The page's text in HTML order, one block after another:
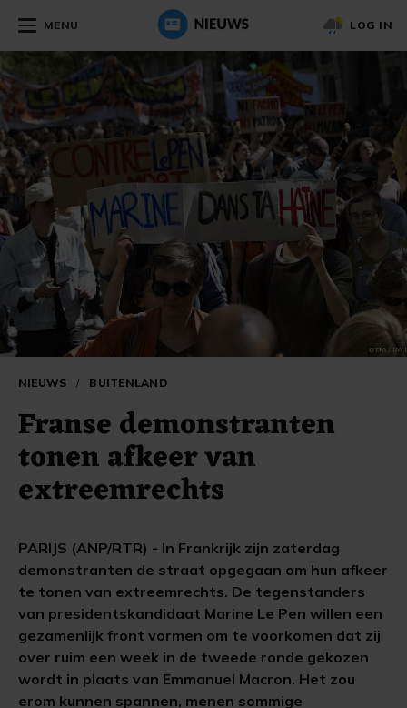
MENU LOG IN
NIEUWS / BUITENLAND
Franse demonstranten
tonen afkeer van
extreemrechts
PARIJS (ANP/RTR) - In Frankrijk zijn zaterdag
demonstranten de straat opgegaan om hun afkeer
te tonen van extreemrechts. De tegenstanders
van presidentskandidaat Marine Le Pen willen een
gezamenlijk front vormen om te voorkomen dat zij
over ruim een week in de tweede ronde gekozen
wordt in plaats van Emmanuel Macron. Het zou
erom kunnen spannen, menen sommige